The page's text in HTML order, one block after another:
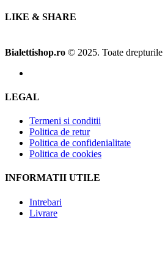
LIKE & SHARE
Bialettishop.ro © 2025. Toate drepturile
LEGAL
Termeni si conditii
Politica de retur
Politica de confidenialitate
Politica de cookies
INFORMATII UTILE
Intrebari
Livrare